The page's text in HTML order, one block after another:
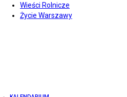
Wieści Rolnicze
Życie Warszawy